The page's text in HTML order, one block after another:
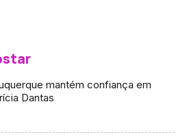
mantém confiança em
Dantas